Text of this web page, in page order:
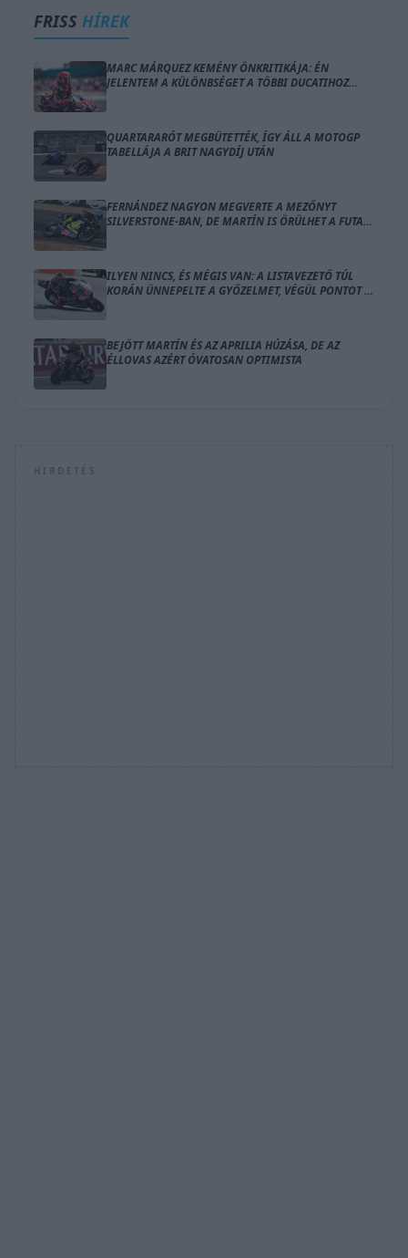
FRISS HÍREK
MARC MÁRQUEZ KEMÉNY ÖNKRITIKÁJA: ÉN
JELENTEM A KÜLÖNBSÉGET A TÖBBI DUCATIHOZ
QUARTARARÓT MEGBÜTETTÉK, ÍGY ÁLL A MOTOGP
TABELLÁJA A BRIT NAGYDÍJ UTÁN
FERNÁNDEZ NAGYON MEGVERTE A MEZŐNYT
SILVERSTONE-BAN, DE MARTÍN IS ÖRÜLHET A FUTAM
ILYEN NINCS, ÉS MÉGIS VAN: A LISTAVEZETŐ TÚL
KORÁN ÜNNEPELTE A GYŐZELMET, VÉGÜL PONTOT IS
BEJÖTT MARTÍN ÉS AZ APRILIA HÚZÁSA, DE AZ
ÉLLOVAS AZÉRT ÓVATOSAN OPTIMISTA
HIRDETÉS